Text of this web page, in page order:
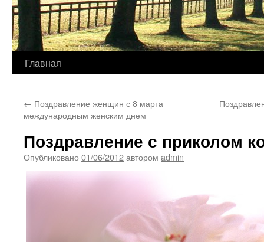
Главная
← Поздравление женщин с 8 марта
международным женским днем
Поздравление с приколом
Опубликовано 01/06/2012автором admin